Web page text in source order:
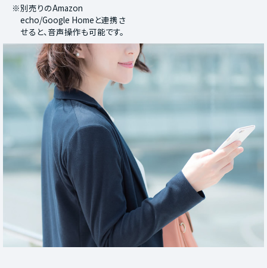
※別売りのAmazon
echo/Google Homeと連携さ
せると、音声操作も可能です。